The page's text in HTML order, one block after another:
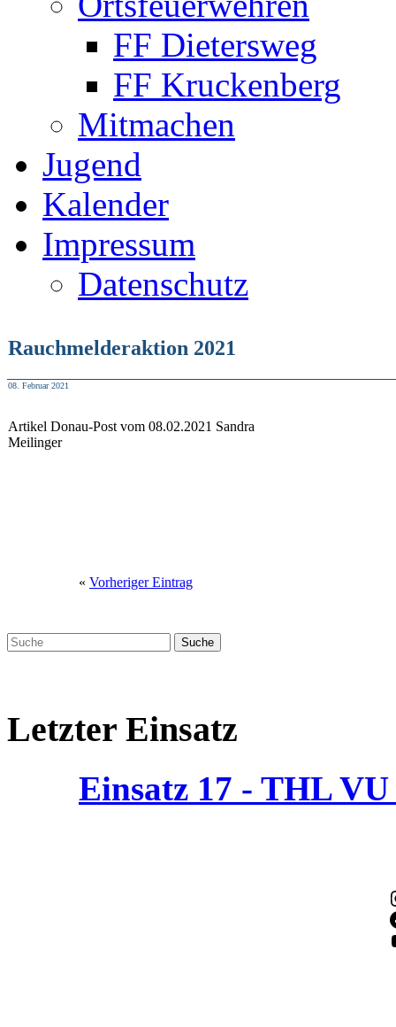
FF Dietersweg
FF Kruckenberg
Mitmachen
Jugend
Kalender
Impressum
Datenschutz
Rauchmelderaktion 2021
08. Februar 2021
Artikel Donau-Post vom 08.02.2021 Sandra
Meilinger
« Vorheriger Eintrag
Letzter Einsatz
Einsatz 17 - THL